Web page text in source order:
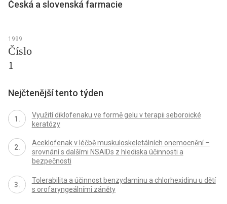
Česká a slovenská farmacie
1999
Číslo
1
Nejčtenější tento týden
Využití diklofenaku ve formě gelu v terapii seboroické
keratózy
Aceklofenak v léčbě muskuloskeletálních onemocnění –
srovnání s dalšími NSAIDs z hlediska účinnosti a
bezpečnosti
Tolerabilita a účinnost benzydaminu a chlorhexidinu u dětí
s orofaryngeálními záněty